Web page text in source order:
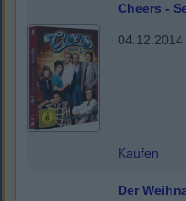
Cheers -
04.12.2014
Kaufen
Der